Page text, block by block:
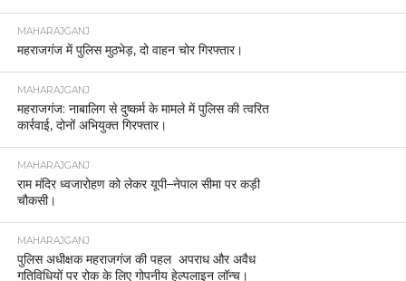
MAHARAJGANJ
महराजगंज में पुलिस मुठभेड़, दो वाहन चोर गिरफ्तार।
MAHARAJGANJ
महराजगंज: नाबालिग से दुष्कर्म के मामले में पुलिस की त्वरित
कार्रवाई, दोनों अभियुक्त गिरफ्तार।
MAHARAJGANJ
राम मंदिर ध्वजारोहण को लेकर यूपी–नेपाल सीमा पर कड़ी
चौकसी।
MAHARAJGANJ
पुलिस अधीक्षक महराजगंज की पहल अपराध और अवैध
गतिविधियों पर रोक के लिए गोपनीय हेल्पलाइन लॉन्च।